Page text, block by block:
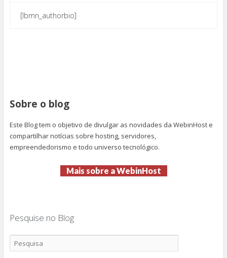
[lbmn_authorbio]
Sobre o blog
Este Blog tem o objetivo de divulgar as novidades da WebinHost e
compartilhar notícias sobre hosting, servidores,
empreendedorismo e todo universo tecnológico.
Mais sobre a WebinHost
Pesquise no Blog